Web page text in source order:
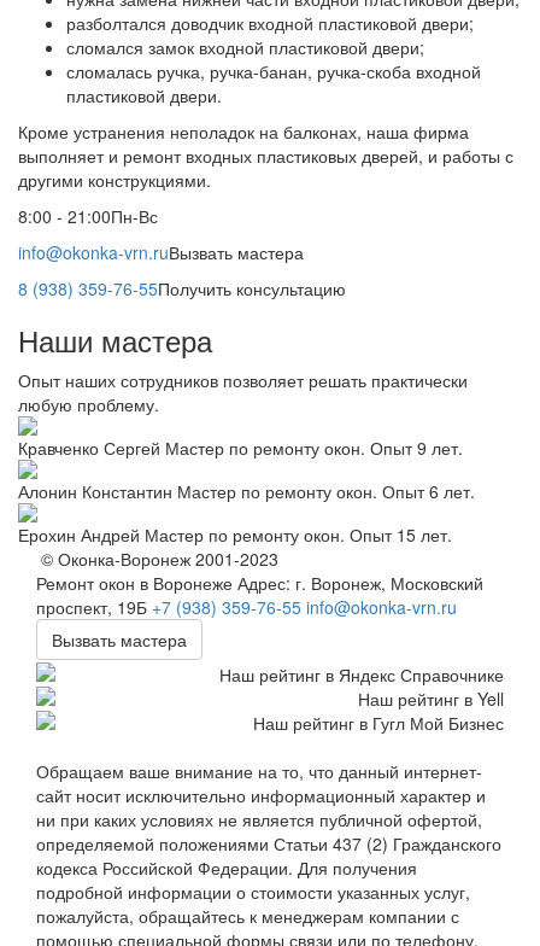
разболтался доводчик входной пластиковой двери;
сломался замок входной пластиковой двери;
сломалась ручка, ручка-банан, ручка-скоба входной
пластиковой двери.
Кроме устранения неполадок на балконах, наша фирма
выполняет и ремонт входных пластиковых дверей, и работы с
другими конструкциями.
8:00 - 21:00Пн-Вс
info@okonka-vrn.ruВызвать мастера
8 (938) 359-76-55Получить консультацию
Наши мастера
Опыт наших сотрудников позволяет решать практически
любую проблему.
Кравченко Сергей Мастер по ремонту окон. Опыт 9 лет.
Алонин Константин Мастер по ремонту окон. Опыт 6 лет.
Ерохин Андрей Мастер по ремонту окон. Опыт 15 лет.
© Оконка-Воронеж 2001-2023
Ремонт окон в Воронеже Адрес: г. Воронеж, Московский
проспект, 19Б +7 (938) 359-76-55 info@okonka-vrn.ru
Вызвать мастера
Обращаем ваше внимание на то, что данный интернет-
сайт носит исключительно информационный характер и
ни при каких условиях не является публичной офертой,
определяемой положениями Статьи 437 (2) Гражданского
кодекса Российской Федерации. Для получения
подробной информации о стоимости указанных услуг,
пожалуйста, обращайтесь к менеджерам компании с
помощью специальной формы связи или по телефону.